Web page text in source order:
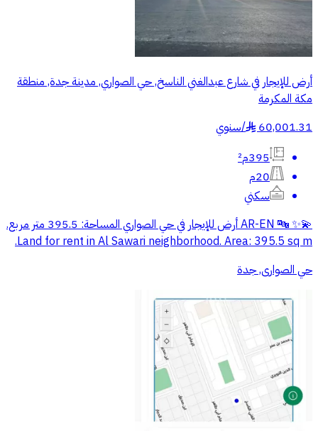
أرض للإيجار في شارع عبدالغني الناسخ, حي الصواري, مدينة جدة, منطقة
مكة المكرمة
60,001.31
§
/سنوي
395م²
20م
سكني
💫✨ 🔤 AR-EN أرض للإيجار في حي الصواري المساحة: 395.5 متر مربع.
Land for rent in Al Sawari neighborhood. Area: 395.5 sq m.
حي الصوارى, جدة